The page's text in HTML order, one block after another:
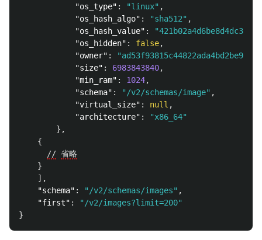
"os_type" : "linux" ,
"os_hash_algo" : "sha512" ,
"os_hash_value" :
"os_hidden" : false,
"owner" :
"size" : 6983843840,
"min_ram" : 1024,
"schema" : "/v2/schemas/image" ,
"virtual_size" : null ,
"architecture" :
"x86_64"
},
{
// 省略
}
],
"schema" : "/v2/schemas/images" ,
"first" :
"/v2/images?limit=200"
}